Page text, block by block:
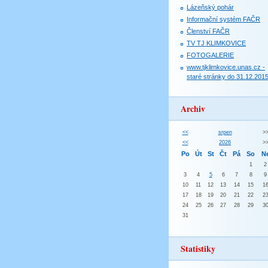
Lázeňský pohár
Informační systém FAČR
Členství FAČR
TV TJ KLIMKOVICE
FOTOGALERIE
www.tjklimkovice.unas.cz -
staré stránky do 31.12.2015
Archiv
<< srpen
>>
<<
2026 >>
Po Út St Čt Pá So
1
2
3
4 5 6 7 8
9
10
11 12 13 14 15
16
17
18 19 20 21 22
23
24
25 26 27 28 29
30
31
Statistiky